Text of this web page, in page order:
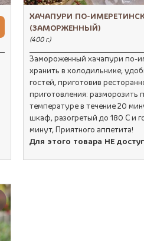
ХАЧАПУРИ ПО-
(ЗАМОРЖЕННЫЙ)
(400 г.)
Замороженный хачапури по-
хранить в холодильнике,
гостей, приготовив
приготовления: разморозить
температуре в течение 20
шкаф, разогретый до 180 С и
минут, Приятного аппетита!
Для этого товара НЕ